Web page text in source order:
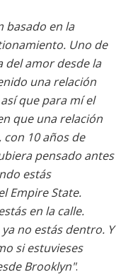
basado en la
Uno de
del amor desde la
una relación
que para mí el
que una relación
10 años de
pensado antes
estás
Empire State.
en la calle.
no estás dentro. Y
si estuvieses
Brooklyn".